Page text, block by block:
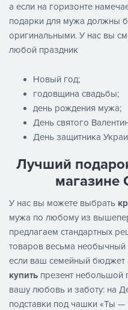
а если на горизонте
подарки для мужа должны
оригинальными. У нас вы
любой праздник
Новый год;
годовщина свадьбы;
день рождения мужа;
День святого
День защитника
Лучший
магазине
У нас вы можете выбрать
мужа по любому из
предлагаем стандартных
товаров весьма
если ваш семейный бюджет
купить презент небольшой
вашу любовь и заботу: на
подставки под чашки «Ты